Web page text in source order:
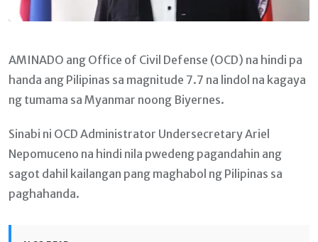
AMINADO ang Office of Civil Defense (OCD) na hindi pa
handa ang Pilipinas sa magnitude 7.7 na lindol na kagaya
ng tumama sa Myanmar noong Biyernes.
Sinabi ni OCD Administrator Undersecretary Ariel
Nepomuceno na hindi nila pwedeng pagandahin ang
sagot dahil kailangan pang maghabol ng Pilipinas sa
paghahanda.